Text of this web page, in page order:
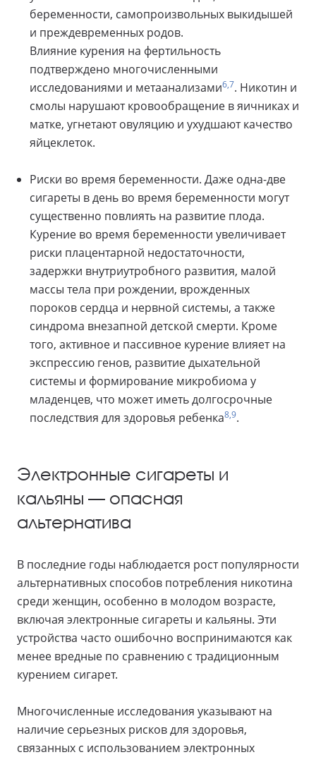
беременности, самопроизвольных выкидышей
и преждевременных родов.
Влияние курения на фертильность
подтверждено многочисленными
исследованиями и метаанализами6,7. Никотин и
смолы нарушают кровообращение в яичниках и
матке, угнетают овуляцию и ухудшают качество
яйцеклеток.
Риски во время беременности. Даже одна-две
сигареты в день во время беременности могут
существенно повлиять на развитие плода.
Курение во время беременности увеличивает
риски плацентарной недостаточности,
задержки внутриутробного развития, малой
массы тела при рождении, врожденных
пороков сердца и нервной системы, а также
синдрома внезапной детской смерти. Кроме
того, активное и пассивное курение влияет на
экспрессию генов, развитие дыхательной
системы и формирование микробиома у
младенцев, что может иметь долгосрочные
последствия для здоровья ребенка8,9.
Электронные сигареты и
кальяны — опасная
альтернатива
В последние годы наблюдается рост популярности
альтернативных способов потребления никотина
среди женщин, особенно в молодом возрасте,
включая электронные сигареты и кальяны. Эти
устройства часто ошибочно воспринимаются как
менее вредные по сравнению с традиционным
курением сигарет.
Многочисленные исследования указывают на
наличие серьезных рисков для здоровья,
связанных с использованием электронных